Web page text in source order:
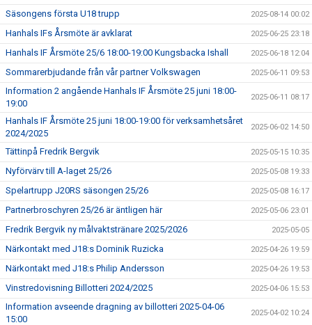
Säsongens första U18 trupp 2025-08-14 00:02
Hanhals IFs Årsmöte är avklarat 2025-06-25 23:18
Hanhals IF Årsmöte 25/6 18:00-19:00 Kungsbacka Ishall 2025-06-18 12:04
Sommarerbjudande från vår partner Volkswagen 2025-06-11 09:53
Information 2 angående Hanhals IF Årsmöte 25 juni 18:00-
19:00
2025-06-11 08:17
Hanhals IF Årsmöte 25 juni 18:00-19:00 för verksamhetsåret
2024/2025
2025-06-02 14:50
Tättinpå Fredrik Bergvik 2025-05-15 10:35
Nyförvärv till A-laget 25/26 2025-05-08 19:33
Spelartrupp J20RS säsongen 25/26 2025-05-08 16:17
Partnerbroschyren 25/26 är äntligen här 2025-05-06 23:01
Fredrik Bergvik ny målvaktstränare 2025/2026 2025-05-05
Närkontakt med J18:s Dominik Ruzicka 2025-04-26 19:59
Närkontakt med J18:s Philip Andersson 2025-04-26 19:53
Vinstredovisning Billotteri 2024/2025 2025-04-06 15:53
Information avseende dragning av billotteri 2025-04-06
15:00
2025-04-02 10:24